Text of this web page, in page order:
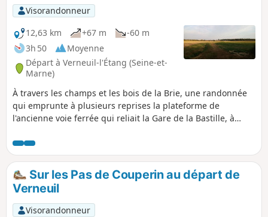
Visorandonneur
12,63 km
+67 m
-60 m
3h 50
Moyenne
Départ à Verneuil-l'Étang (Seine-et-
Marne)
À travers les champs et les bois de la Brie, une randonnée
qui emprunte à plusieurs reprises la plateforme de
l'ancienne voie ferrée qui reliait la Gare de la Bastille, à
Sur les Pas de Couperin au départ de
Verneuil
Visorandonneur